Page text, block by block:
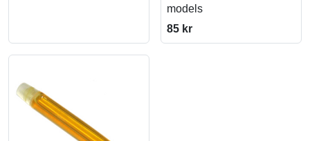
models
85 kr